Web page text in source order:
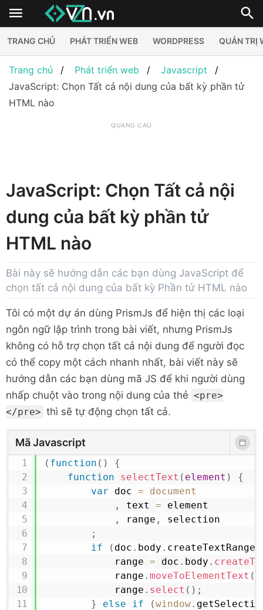
TRANG CHỦ PHÁT TRIỂN WEB WORDPRESS QUẢN TRỊ
Trang chủ Phát triển web
Javascript
JavaScript: Chọn Tất cả nội dung của bất kỳ phần tử
HTML nào
QUẢNG CÁO
JavaScript: Chọn Tất cả nội
dung của bất kỳ phần tử
HTML nào
Bài này sẽ hướng dẫn các bạn dùng JavaScript để
chọn tất cả nội dung của bất kỳ Phần tử HTML nào
Tôi có một dự án dùng PrismJs để hiện thị các loại
ngôn ngữ lập trình trong bài viết, nhưng PrismJs
không có hỗ trợ chọn tất cả nội dung để người đọc
có thể copy một cách nhanh nhất, bài viết này sẽ
hướng dẫn các bạn dùng mã JS để khi người dùng
nhấp chuột vào trong nội dung của thẻ <pre>
</pre> thì sẽ tự động chọn tất cả.
Mã Javascript
( function ( )
{
function
selectText ( element )
{
var doc =
document
,
text = element
,
range ,
selection
;
if
( doc . body . createTextRange
            range
= doc . body .
            range
. moveToElementText (
            range
. select ( ) ;
}
else if (window.